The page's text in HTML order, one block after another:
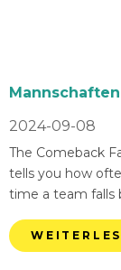
Mannschaften
2024-09-08
The Comeback
tells you how
time a team falls